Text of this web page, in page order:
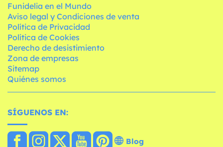
Funidelia en el Mundo
Aviso legal y Condiciones de venta
Política de Privacidad
Política de Cookies
Derecho de desistimiento
Zona de empresas
Sitemap
Quiénes somos
SÍGUENOS EN:
Blog